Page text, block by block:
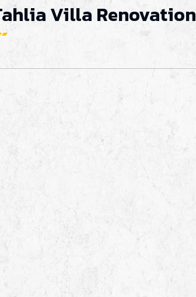
Villa Renovation